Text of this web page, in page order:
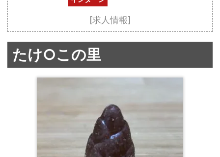
[求人情報]
たけ○この里